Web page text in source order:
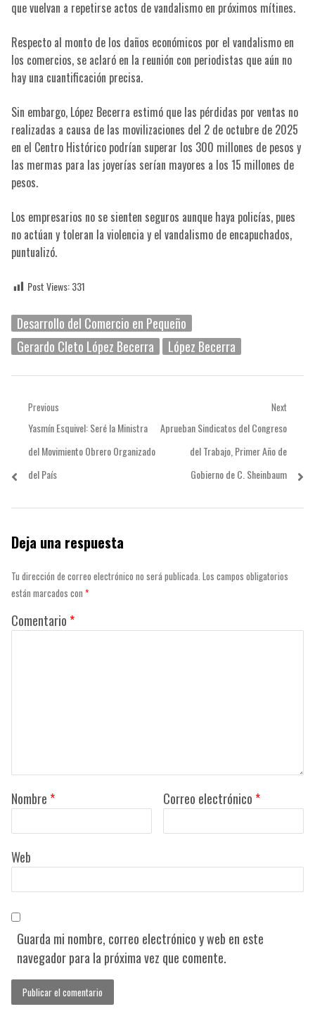
que vuelvan a repetirse actos de vandalismo en próximos mítines.
Respecto al monto de los daños económicos por el vandalismo en
los comercios, se aclaró en la reunión con periodistas que aún no
hay una cuantificación precisa.
Sin embargo, López Becerra estimó que las pérdidas por ventas no
realizadas a causa de las movilizaciones del 2 de octubre de 2025
en el Centro Histórico podrían superar los 300 millones de pesos y
las mermas para las joyerías serían mayores a los 15 millones de
pesos.
Los empresarios no se sienten seguros aunque haya policías, pues
no actúan y toleran la violencia y el vandalismo de encapuchados,
puntualizó.
Post Views: 331
Desarrollo del Comercio en Pequeño
Gerardo Cleto López Becerra
López Becerra
Navegación
entradas
Previous
Previous
post:
Yasmín Esquivel: Seré la Ministra
del Movimiento Obrero Organizado
del País
Next
Next
Aprueban Sindicatos del Congreso
del Trabajo, Primer Año de
Gobierno de C. Sheinbaum
Deja una respuesta
Tu dirección de correo electrónico no será publicada. Los campos obligatorios
están marcados con *
Comentario *
Nombre * Correo electrónico *
Web
Guarda mi nombre, correo electrónico y web en este
navegador para la próxima vez que comente.